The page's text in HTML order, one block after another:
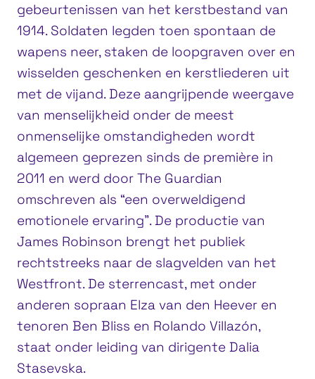
gebeurtenissen van het kerstbestand van
1914. Soldaten legden toen spontaan de
wapens neer, staken de loopgraven over en
wisselden geschenken en kerstliederen uit
met de vijand. Deze aangrijpende weergave
van menselijkheid onder de meest
onmenselijke omstandigheden wordt
algemeen geprezen sinds de première in
2011 en werd door The Guardian
omschreven als “een overweldigend
emotionele ervaring”. De productie van
James Robinson brengt het publiek
rechtstreeks naar de slagvelden van het
Westfront. De sterrencast, met onder
anderen sopraan Elza van den Heever en
tenoren Ben Bliss en Rolando Villazón,
staat onder leiding van dirigente Dalia
Stasevska.